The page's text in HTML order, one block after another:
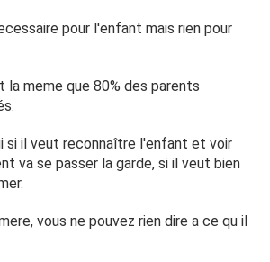
bémol m'empêche de me projetter ,
et n'arrête pas de me répéter qu'il
et que si il souhaite se remettre en
belle mère à notre enfant , je
nous ne seront jamais amis ou
tentative de bonne entente mr me
sur le côtés et vie sa meilleure vie
de ma grossesse alors que nous nous
pour l'enfant mais rien pour
meme que 80% des parents
si il veut reconnaître l'enfant et voir
va se passer la garde, si il veut bien
vous ne pouvez rien dire a ce qu il